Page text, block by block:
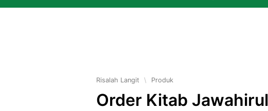
Risalah Langit \ Produk
Order Kitab